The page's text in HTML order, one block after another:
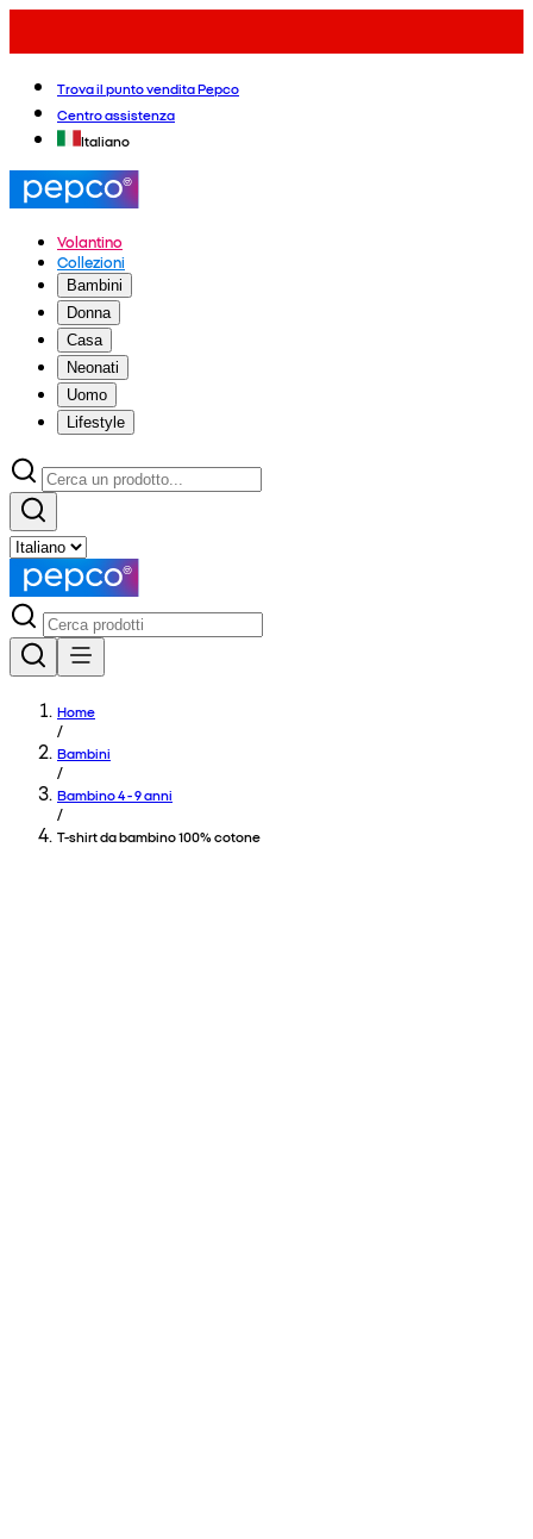
Trova il punto vendita Pepco
Centro assistenza
Italiano
Volantino
Collezioni
Bambini
Donna
Casa
Neonati
Uomo
Lifestyle
Home
/
Bambini
/
Bambino 4 - 9 anni
/
T-shirt da bambino 100% cotone